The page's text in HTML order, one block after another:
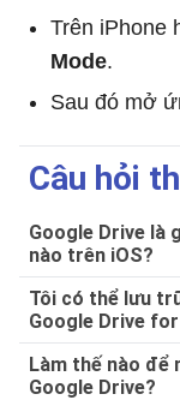
Trên iPhone
Mode.
Sau đó mở
Câu hỏi
Google Drive là
nào trên iOS?
Tôi có thể lưu
Google Drive
Làm thế nào để
Google Drive?